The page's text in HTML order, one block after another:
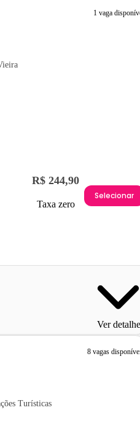
1 vaga
R$ 244,90
Taxa zero
Selecionar
Ver
8 vagas
Turísticas